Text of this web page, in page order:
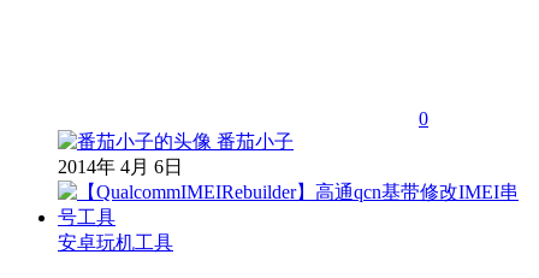
0
番茄小子
2014年 4月 6日
安卓玩机工具